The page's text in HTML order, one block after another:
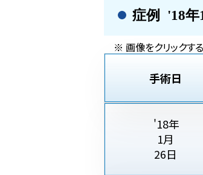
症例 '18年
※ 画像をクリックす
手術日
'18年
1月
26日